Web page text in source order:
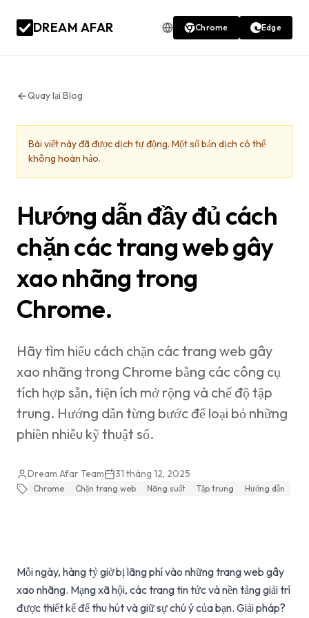
DREAM AFAR Chrome Edge
Quay lại Blog
Bài viết này đã được dịch tự động. Một số bản dịch có thể
không hoàn hảo.
Hướng dẫn đầy đủ cách
chặn các trang web gây
xao nhãng trong
Chrome.
Hãy tìm hiểu cách chặn các trang web gây
xao nhãng trong Chrome bằng các công cụ
tích hợp sẵn, tiện ích mở rộng và chế độ tập
trung. Hướng dẫn từng bước để loại bỏ những
phiền nhiễu kỹ thuật số.
Dream Afar Team 31 tháng 12, 2025
Chrome Chặn trang web Năng suất Tập trung Hướng dẫn
Mỗi ngày, hàng tỷ giờ bị lãng phí vào những trang web gây
xao nhãng. Mạng xã hội, các trang tin tức và nền tảng giải trí
được thiết kế để thu hút và giữ sự chú ý của bạn. Giải pháp?